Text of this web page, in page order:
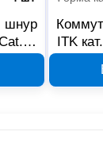
шнур
ITK